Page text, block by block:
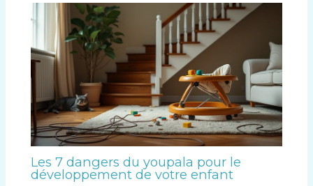
Les 7 dangers du youpala pour le
développement de votre enfant